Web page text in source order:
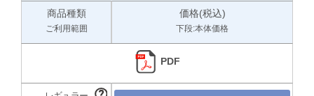
商品種類
ご利用範囲
価格(税込)
下段:本体価格
PDF